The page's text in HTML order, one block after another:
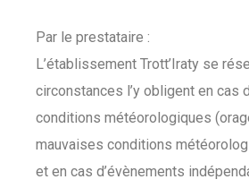
Par le prestataire :
L’établissement Trott’Iraty se
circonstances l’y obligent en cas
conditions météorologiques
mauvaises conditions
et en cas d’évènements